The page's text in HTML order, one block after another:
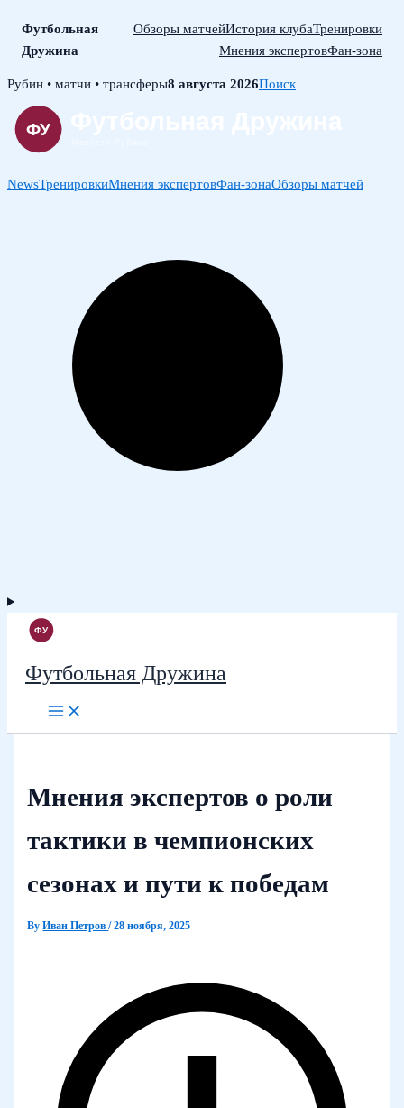
Футбольная
Дружина
Обзоры матчейИстория клубаТренировки
Мнения экспертовФан-зона
Skip
content
Рубин • матчи • трансферы8 августа 2026Поиск
NewsТренировкиМнения экспертовФан-зонаОбзоры матчей
Футбольная Дружина
Мнения экспертов о роли
тактики в чемпионских
сезонах и пути к победам
ByИван Петров/28 ноября, 2025